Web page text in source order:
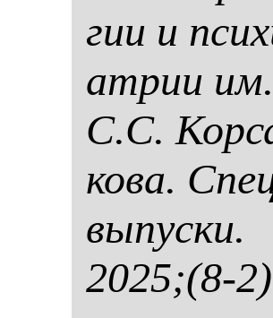
гии и
ат­рии им.
С.С.
ко­ва.
вы­пус­ки.
2025;(8-